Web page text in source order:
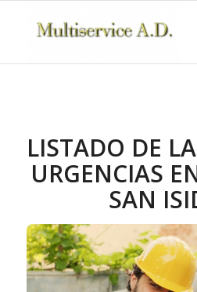
LISTADO DE
URGENCIAS
SAN